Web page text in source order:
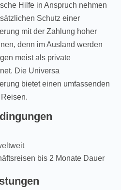
Hilfe in Anspruch nehmen
Schutz einer
mit der Zahlung hoher
denn im Ausland werden
meist als private
Die Universa
bietet einen umfassenden
bis 2 Monate Dauer